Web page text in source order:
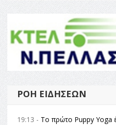
ΡΟΉ ΕΙΔΉΣΕΩΝ
19:13 - Το πρώτο Puppy Yoga